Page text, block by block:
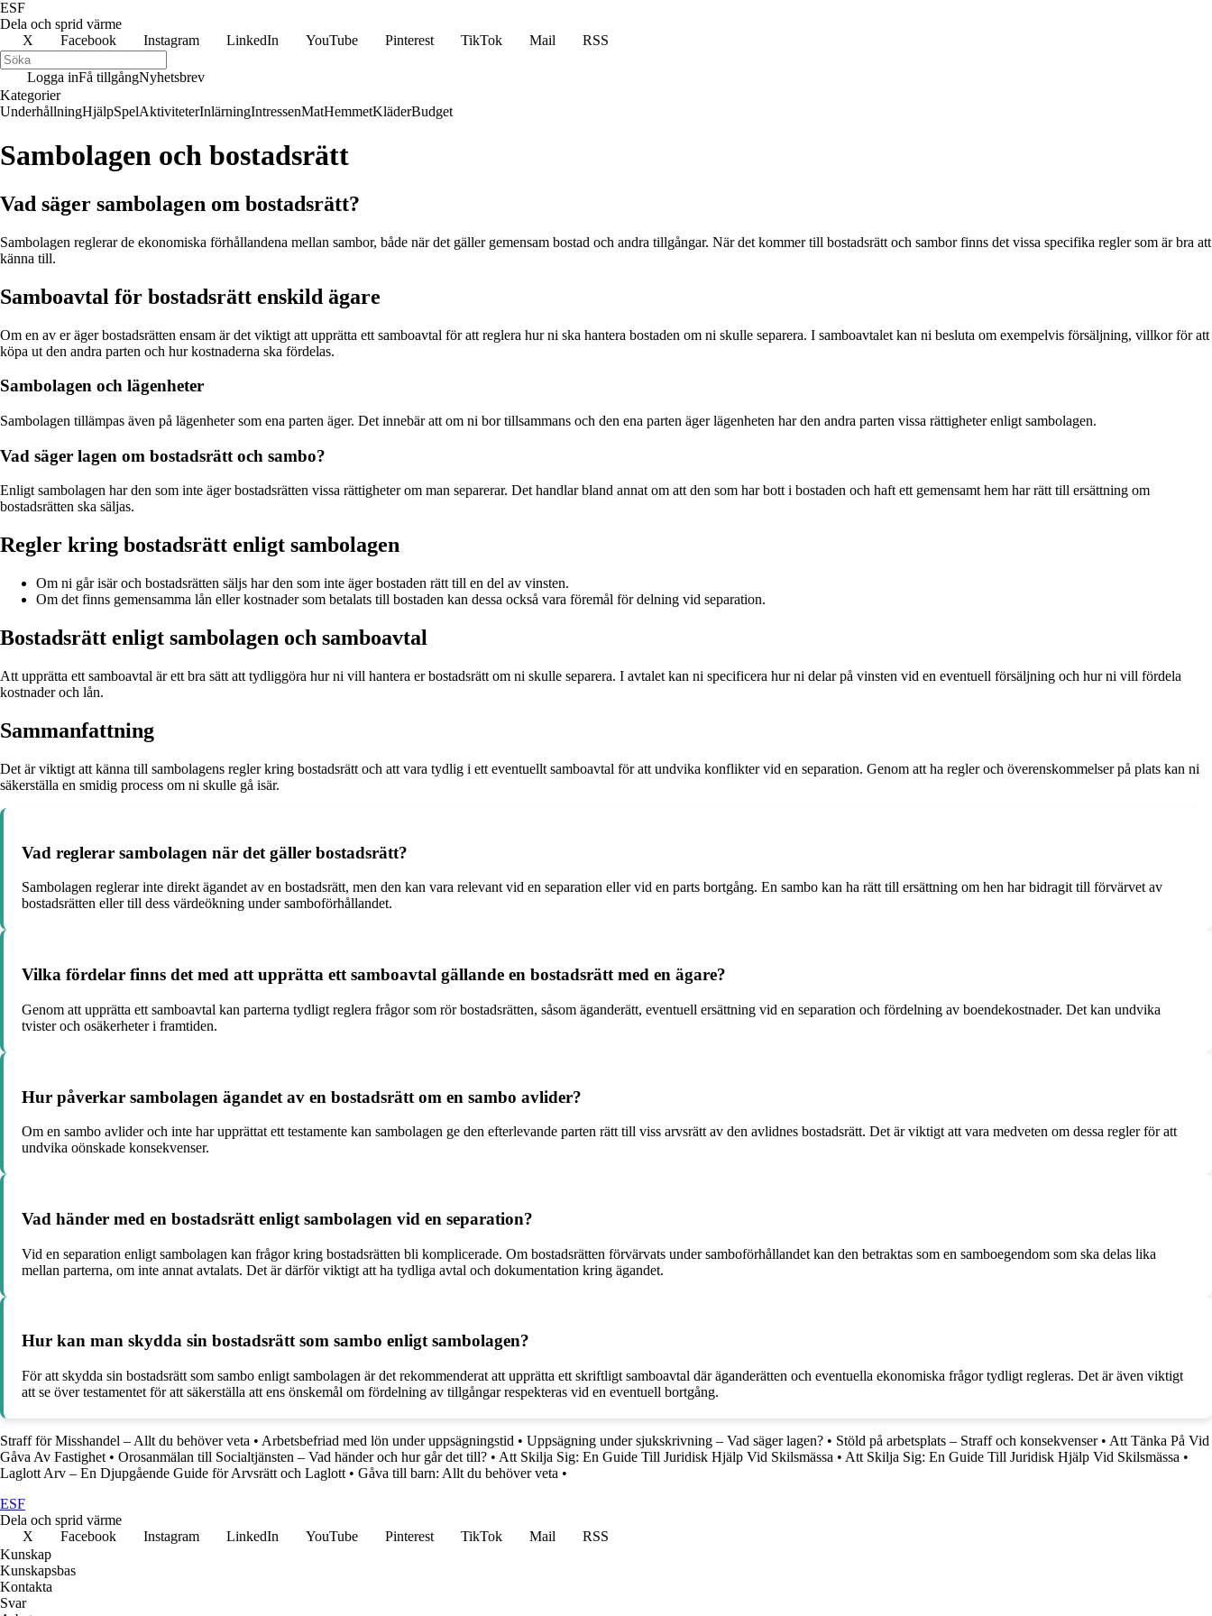
ESF
Dela och sprid värme
X
Facebook Instagram LinkedIn YouTube Pinterest TikTok Mail RSS
Logga inFå tillgångNyhetsbrev
Kategorier
UnderhållningHjälpSpelAktiviteterInlärningIntressenMatHemmetKläderBudget
Sambolagen och bostadsrätt
Vad säger sambolagen om bostadsrätt?
Sambolagen reglerar de ekonomiska förhållandena mellan sambor, både när det gäller gemensam bostad och andra tillgångar. När det kommer till bostadsrätt och sambor finns det vissa specifika regler som är bra att
känna till.
Samboavtal för bostadsrätt enskild ägare
Om en av er äger bostadsrätten ensam är det viktigt att upprätta ett samboavtal för att reglera hur ni ska hantera bostaden om ni skulle separera. I samboavtalet kan ni besluta om exempelvis försäljning, villkor för att
köpa ut den andra parten och hur kostnaderna ska fördelas.
Sambolagen och lägenheter
Sambolagen tillämpas även på lägenheter som ena parten äger. Det innebär att om ni bor tillsammans och den ena parten äger lägenheten har den andra parten vissa rättigheter enligt sambolagen.
Vad säger lagen om bostadsrätt och sambo?
Enligt sambolagen har den som inte äger bostadsrätten vissa rättigheter om man separerar. Det handlar bland annat om att den som har bott i bostaden och haft ett gemensamt hem har rätt till ersättning om
bostadsrätten ska säljas.
Regler kring bostadsrätt enligt sambolagen
Om ni går isär och bostadsrätten säljs har den som inte äger bostaden rätt till en del av vinsten.
Om det finns gemensamma lån eller kostnader som betalats till bostaden kan dessa också vara föremål för delning vid separation.
Bostadsrätt enligt sambolagen och samboavtal
Att upprätta ett samboavtal är ett bra sätt att tydliggöra hur ni vill hantera er bostadsrätt om ni skulle separera. I avtalet kan ni specificera hur ni delar på vinsten vid en eventuell försäljning och hur ni vill fördela
kostnader och lån.
Sammanfattning
Det är viktigt att känna till sambolagens regler kring bostadsrätt och att vara tydlig i ett eventuellt samboavtal för att undvika konflikter vid en separation. Genom att ha regler och överenskommelser på plats kan ni
säkerställa en smidig process om ni skulle gå isär.
Vad reglerar sambolagen när det gäller bostadsrätt?
Sambolagen reglerar inte direkt ägandet av en bostadsrätt, men den kan vara relevant vid en separation eller vid en parts bortgång. En sambo kan ha rätt till ersättning om hen har bidragit till förvärvet av
bostadsrätten eller till dess värdeökning under samboförhållandet.
Vilka fördelar finns det med att upprätta ett samboavtal gällande en bostadsrätt med en ägare?
Genom att upprätta ett samboavtal kan parterna tydligt reglera frågor som rör bostadsrätten, såsom äganderätt, eventuell ersättning vid en separation och fördelning av boendekostnader. Det kan undvika
tvister och osäkerheter i framtiden.
Hur påverkar sambolagen ägandet av en bostadsrätt om en sambo avlider?
Om en sambo avlider och inte har upprättat ett testamente kan sambolagen ge den efterlevande parten rätt till viss arvsrätt av den avlidnes bostadsrätt. Det är viktigt att vara medveten om dessa regler för att
undvika oönskade konsekvenser.
Vad händer med en bostadsrätt enligt sambolagen vid en separation?
Vid en separation enligt sambolagen kan frågor kring bostadsrätten bli komplicerade. Om bostadsrätten förvärvats under samboförhållandet kan den betraktas som en samboegendom som ska delas lika
mellan parterna, om inte annat avtalats. Det är därför viktigt att ha tydliga avtal och dokumentation kring ägandet.
Hur kan man skydda sin bostadsrätt som sambo enligt sambolagen?
För att skydda sin bostadsrätt som sambo enligt sambolagen är det rekommenderat att upprätta ett skriftligt samboavtal där äganderätten och eventuella ekonomiska frågor tydligt regleras. Det är även viktigt
att se över testamentet för att säkerställa att ens önskemål om fördelning av tillgångar respekteras vid en eventuell bortgång.
Straff för Misshandel – Allt du behöver veta • Arbetsbefriad med lön under uppsägningstid • Uppsägning under sjukskrivning – Vad säger lagen? • Stöld på arbetsplats – Straff och konsekvenser• Att Tänka På Vid
Gåva Av Fastighet • Orosanmälan till Socialtjänsten – Vad händer och hur går det till? • Att Skilja Sig: En Guide Till Juridisk Hjälp Vid Skilsmässa • Att Skilja Sig: En Guide Till Juridisk Hjälp Vid Skilsmässa •
Laglott Arv – En Djupgående Guide för Arvsrätt och Laglott • Gåva till barn: Allt du behöver veta •
ESF
Dela och sprid värme
X
Facebook Instagram LinkedIn YouTube Pinterest TikTok Mail
RSS
Kunskap
Kunskapsbas
Kontakta
Svar